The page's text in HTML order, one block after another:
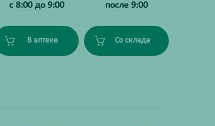
с 8:00 до 9:00
В аптеке
после 9:00
Со склада